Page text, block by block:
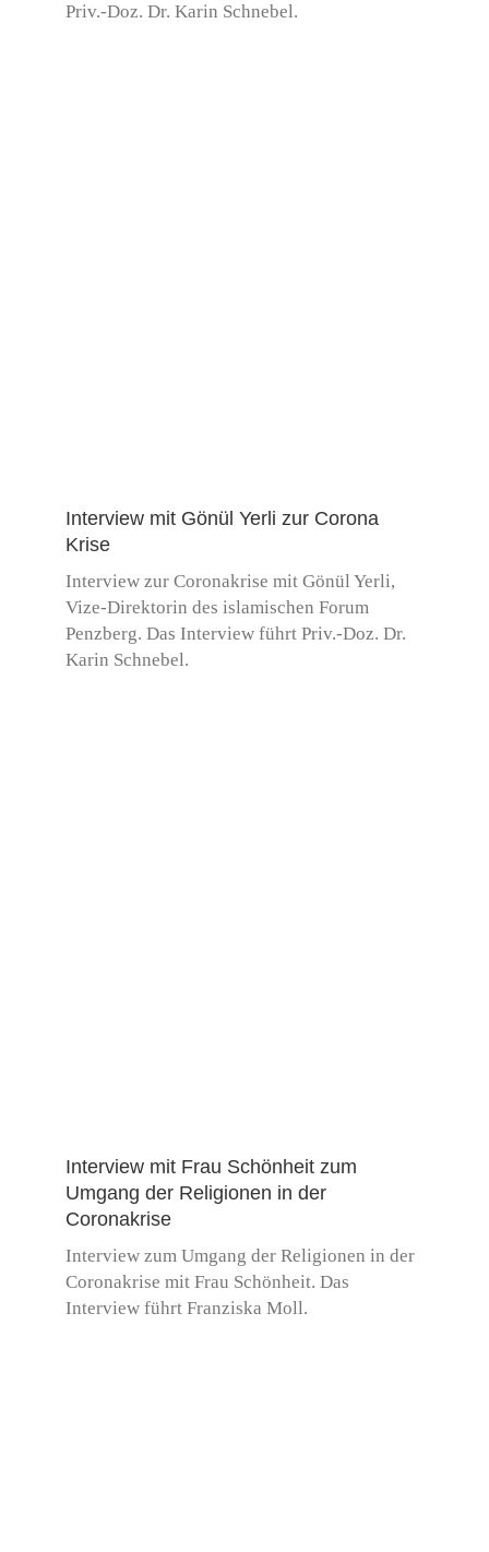
Priv.-Doz. Dr. Karin Schnebel.
Interview mit Gönül Yerli zur Corona
Krise
Interview zur Coronakrise mit Gönül Yerli,
Vize-Direktorin des islamischen Forum
Penzberg. Das Interview führt Priv.-Doz. Dr.
Karin Schnebel.
Interview mit Frau Schönheit zum
Umgang der Religionen in der
Coronakrise
Interview zum Umgang der Religionen in der
Coronakrise mit Frau Schönheit. Das
Interview führt Franziska Moll.